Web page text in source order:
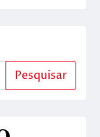
Pesquisar